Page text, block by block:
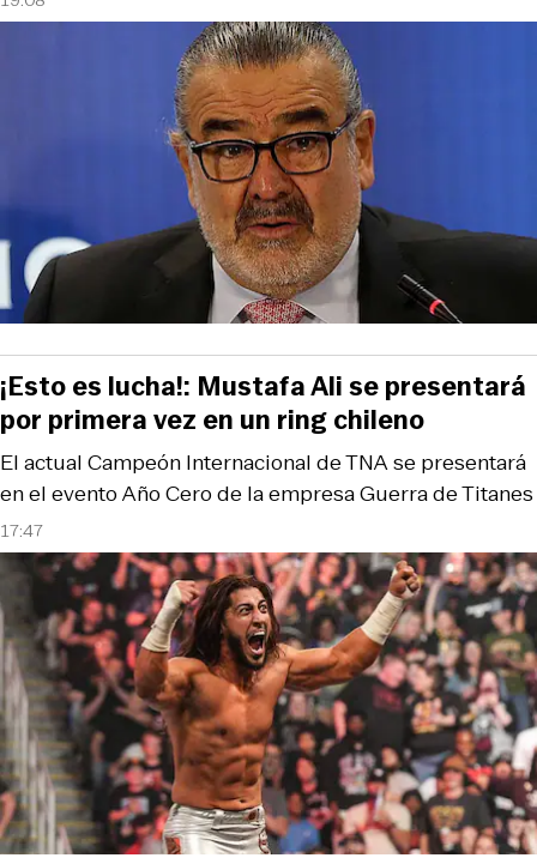
17:47
El actual Campeón Internacional de TNA se presentará
en el evento Año Cero de la empresa Guerra de Titanes
¡Esto es lucha!: Mustafa Ali se presentará
por primera vez en un ring chileno